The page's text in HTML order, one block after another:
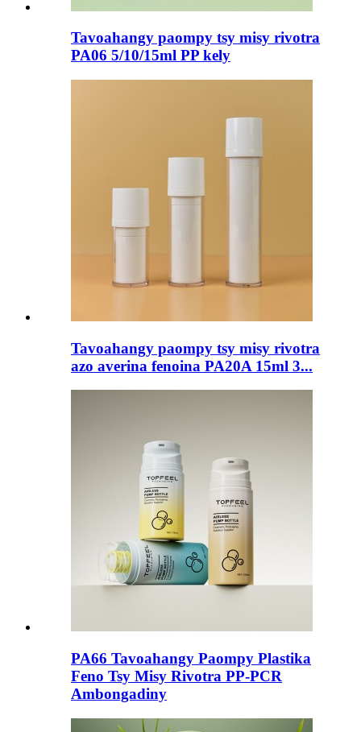
Tavoahangy paompy tsy misy rivotra
PA06 5/10/15ml PP kely
Tavoahangy paompy tsy misy rivotra
azo averina fenoina PA20A 15ml 3...
PA66 Tavoahangy Paompy Plastika
Feno Tsy Misy Rivotra PP-PCR
Ambongadiny